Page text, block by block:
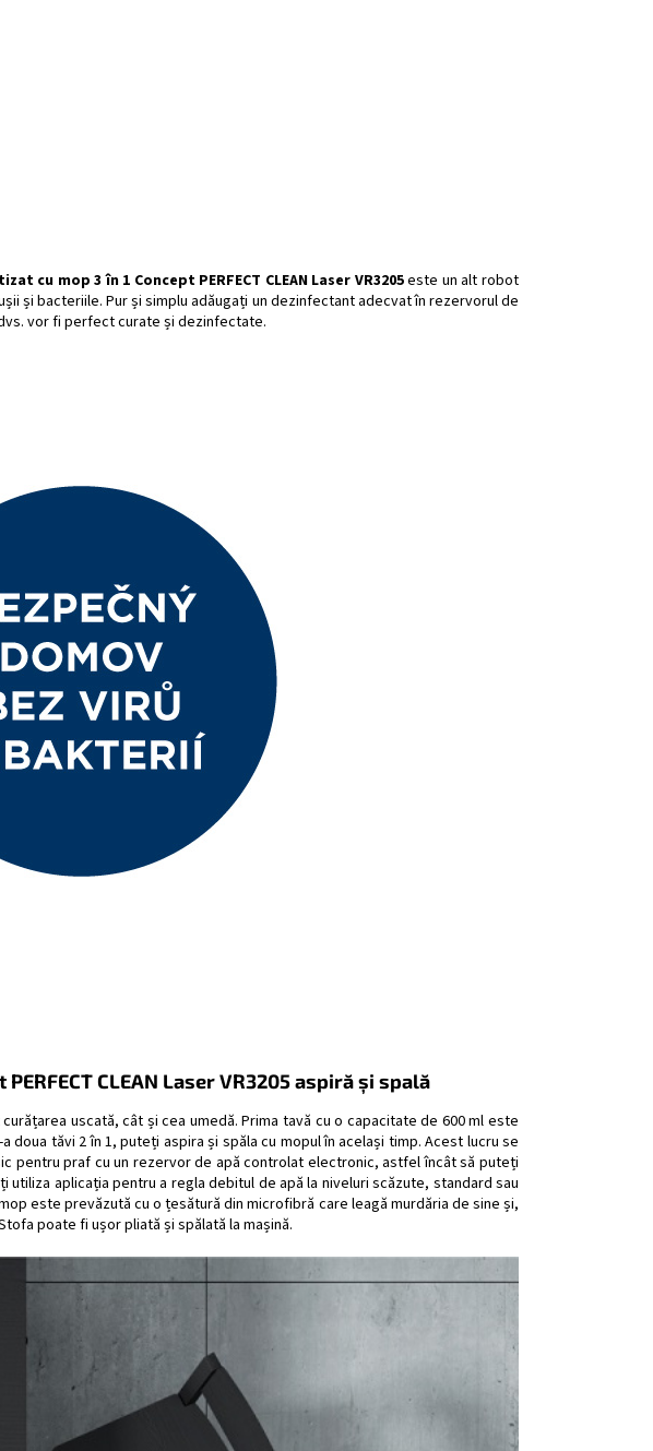
cu mop 3 în 1 Concept PERFECT CLEAN Laser VR3205este un alt robot
și bacteriile. Pur și simplu adăugați un dezinfectant adecvat în rezervorul de
vor fi perfect curate și dezinfectate.
CLEAN Laser VR3205 aspiră și spală
uscată, cât și cea umedă. Prima tavă cu o capacitate de 600 ml este
doua tăvi 2 în 1, puteți aspira și spăla cu mopul în același timp. Acest lucru se
pentru praf cu un rezervor de apă controlat electronic, astfel încât să puteți
aplicația pentru a regla debitul de apă la niveluri scăzute, standard sau
este prevăzută cu o țesătură din microfibră care leagă murdăria de sine și,
poate fi ușor pliată și spălată la mașină.